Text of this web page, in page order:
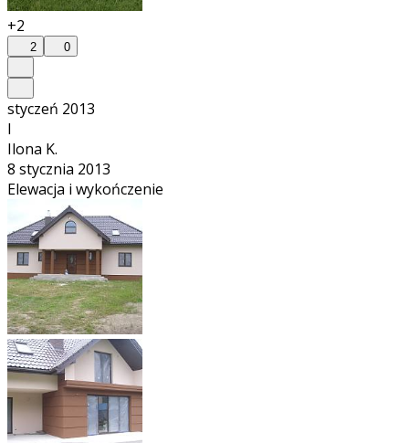
+2
2 0
styczeń 2013
I
Ilona K.
8 stycznia 2013
Elewacja i wykończenie